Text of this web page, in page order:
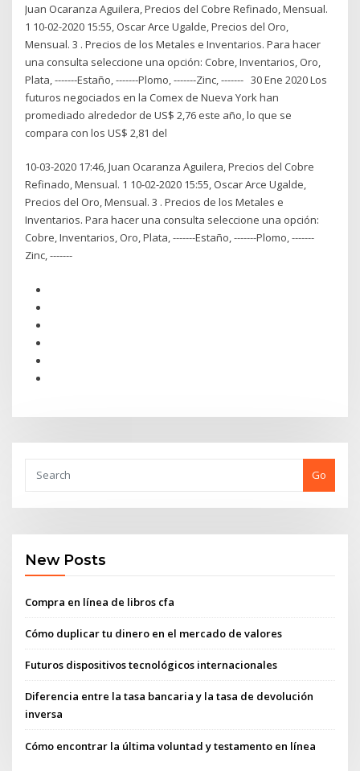
Juan Ocaranza Aguilera, Precios del Cobre Refinado, Mensual.
1 10-02-2020 15:55, Oscar Arce Ugalde, Precios del Oro,
Mensual. 3 . Precios de los Metales e Inventarios. Para hacer
una consulta seleccione una opción: Cobre, Inventarios, Oro,
Plata, -------Estaño, -------Plomo, -------Zinc, ------- 30 Ene 2020 Los
futuros negociados en la Comex de Nueva York han
promediado alrededor de US$ 2,76 este año, lo que se
compara con los US$ 2,81 del
10-03-2020 17:46, Juan Ocaranza Aguilera, Precios del Cobre
Refinado, Mensual. 1 10-02-2020 15:55, Oscar Arce Ugalde,
Precios del Oro, Mensual. 3 . Precios de los Metales e
Inventarios. Para hacer una consulta seleccione una opción:
Cobre, Inventarios, Oro, Plata, -------Estaño, -------Plomo, -------
Zinc, -------
Go
New Posts
Compra en línea de libros cfa
Cómo duplicar tu dinero en el mercado de valores
Futuros dispositivos tecnológicos internacionales
Diferencia entre la tasa bancaria y la tasa de devolución
inversa
Cómo encontrar la última voluntad y testamento en línea